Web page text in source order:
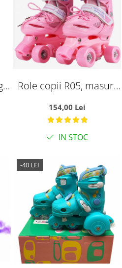
Role copii R05, masuri
154,00 Lei
IN STOC
-40 LEI